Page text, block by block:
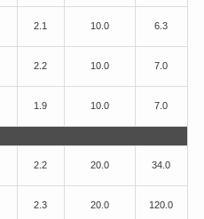
2.1 10.0 6.3
2.2 10.0 7.0
1.9 10.0 7.0
2.2 20.0 34.0
2.3 20.0 120.0